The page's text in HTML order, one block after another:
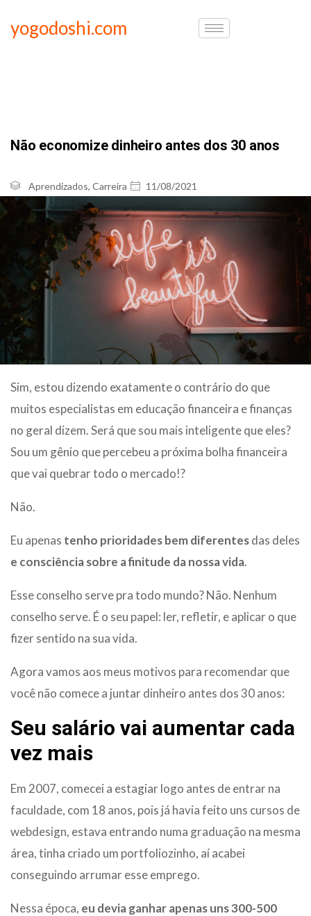
yogodoshi.com
Não economize dinheiro antes dos 30 anos
Aprendizados, Carreira 11/08/2021
Sim, estou dizendo exatamente o contrário do que
muitos especialistas em educação financeira e finanças
no geral dizem. Será que sou mais inteligente que eles?
Sou um gênio que percebeu a próxima bolha financeira
que vai quebrar todo o mercado!?
Não.
Eu apenas tenho prioridades bem diferentesdas deles
e consciência sobre a finitude da nossa vida.
Esse conselho serve pra todo mundo? Não. Nenhum
conselho serve. É o seu papel: ler, refletir, e aplicar o que
fizer sentido na sua vida.
Agora vamos aos meus motivos para recomendar que
você não comece a juntar dinheiro antes dos 30 anos:
Seu salário vai aumentar cada
vez mais
Em 2007, comecei a estagiar logo antes de entrar na
faculdade, com 18 anos, pois já havia feito uns cursos de
webdesign, estava entrando numa graduação na mesma
área, tinha criado um portfoliozinho, aí acabei
conseguindo arrumar esse emprego.
Nessa época, eu devia ganhar apenas uns 300-500